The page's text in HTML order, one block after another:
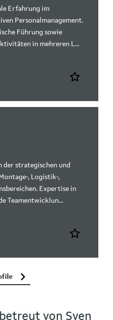
Erfahrung im
Personalmanagement.
Führung sowie
in mehreren L...
der strategischen und
, Logistik-,
Expertise in
Teamentwicklun...
von Sven